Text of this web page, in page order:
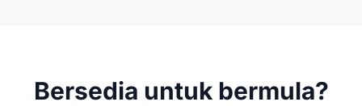
Bersedia untuk bermula?